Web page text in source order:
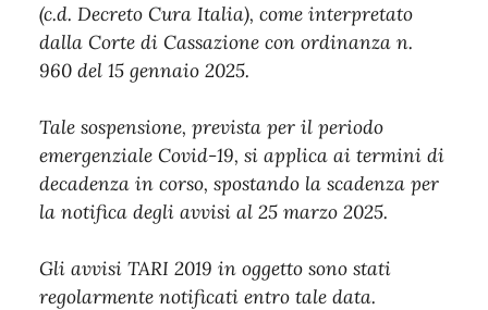
(c.d. Decreto Cura Italia), come interpretato
dalla Corte di Cassazione con ordinanza n.
960 del 15 gennaio 2025.
Tale sospensione, prevista per il periodo
emergenziale Covid-19, si applica ai termini di
decadenza in corso, spostando la scadenza per
la notifica degli avvisi al 25 marzo 2025.
Gli avvisi TARI 2019 in oggetto sono stati
regolarmente notificati entro tale data.